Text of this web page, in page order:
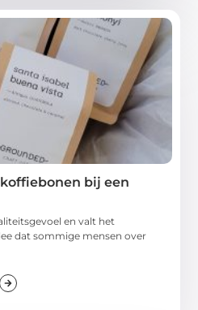
bij een
en valt het
dat sommige mensen over